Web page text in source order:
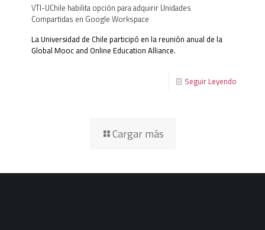
VTI-UChile habilita opción para adquirir Unidades
Compartidas en Google Workspace
La Universidad de Chile participó en la reunión anual de la
Global Mooc and Online Education Alliance.
Seguir Leyendo
Cargar más